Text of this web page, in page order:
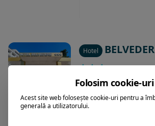
Hotel
Eforie Nord,Arata pe harta
Folosim cookie-uri
Acest site web folosește cookie-uri pentru a
generală a utilizatorului.